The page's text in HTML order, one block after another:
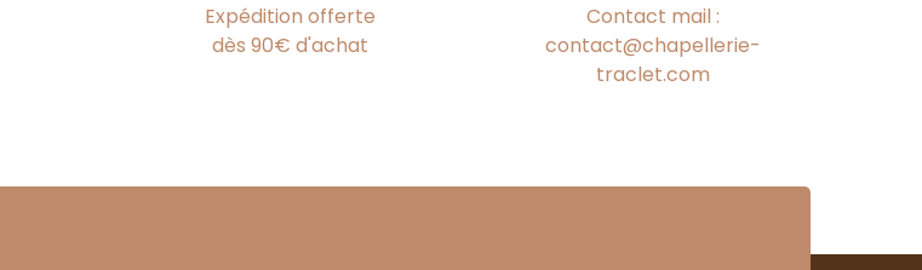
Expédition offerte
dès 90€ d'achat
Contact mail :
contact@chapellerie-
traclet.com